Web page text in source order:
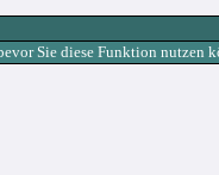
Sie diese Funktion nutzen